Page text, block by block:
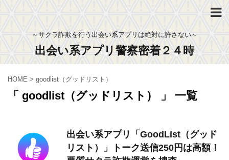
～サクラ詐欺を行う出会い系アプリは絶対に許さない～
出会い系アプリ警察密着２４時
HOME > goodlist（グッドリスト）
「 goodlist（グッドリスト） 」 一覧
出会い系アプリ「GoodList（グッド
リスト）」トーク送信250円は高額！